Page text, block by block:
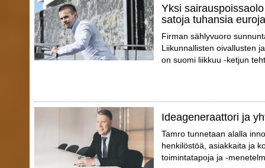
Yksi
satoja tuhansia euroja
Firman sählyvuoro
Liikunnallisten oivallusten
on suomi liikkuu -ketjun
Ideageneraattori ja
Tamro tunnetaan alalla
henkilöstöä, asiakkaita ja
toimintatapoja ja -